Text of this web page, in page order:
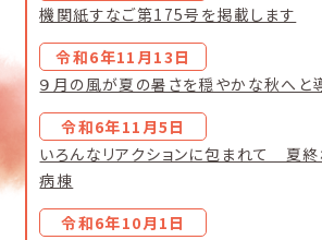
機関紙すなご第175号を掲載します
令和6年11月13日
９月の風が夏の暑さを穏やかな秋へと
令和6年11月5日
いろんなリアクションに包まれて 夏
病棟
令和6年10月1日